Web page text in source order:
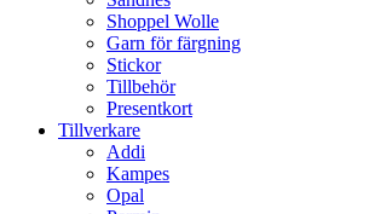
Shoppel Wolle
Garn för färgning
Stickor
Tillbehör
Presentkort
Tillverkare
Addi
Kampes
Opal